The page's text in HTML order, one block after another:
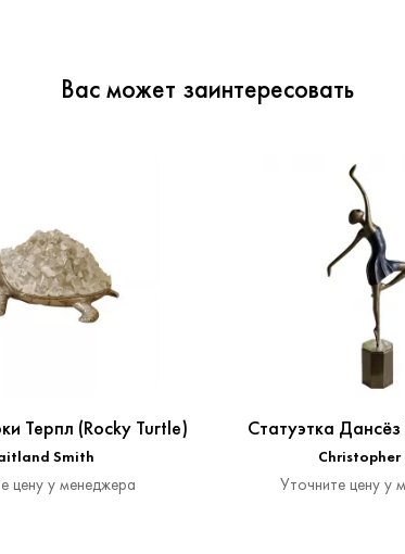
Вас может заинтересовать
Терпл (Rocky Turtle)
Smith
цену у менеджера
Статуэтка Дансёз
Christopher
Уточните цену у